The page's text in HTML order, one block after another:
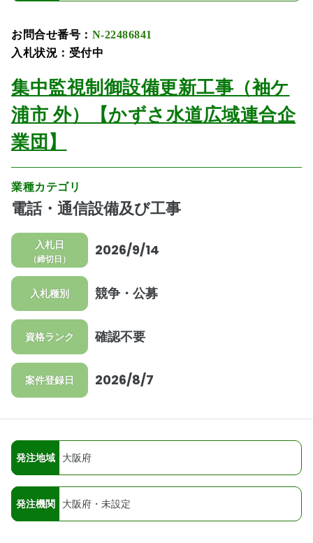
お問合せ番号： N-22486841
入札状況：受付中
集中監視制御設備更新工事（袖ケ
浦市 外）【かずさ水道広域連合企
業団】
業種カテゴリ
電話・通信設備及び工事
入札日
（締切日）
2026/9/14
入札種別 競争・公募
資格ランク 確認不要
案件登録日 2026/8/7
発注地域 大阪府
発注機関 大阪府・未設定